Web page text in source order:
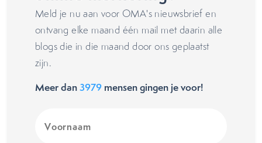
Meld je nu aan voor OMA's nieuwsbrief en
ontvang elke maand één mail met daarin alle
blogs die in die maand door ons geplaatst
zijn.
Meer dan3979 mensen gingen je voor!
(Vereist)